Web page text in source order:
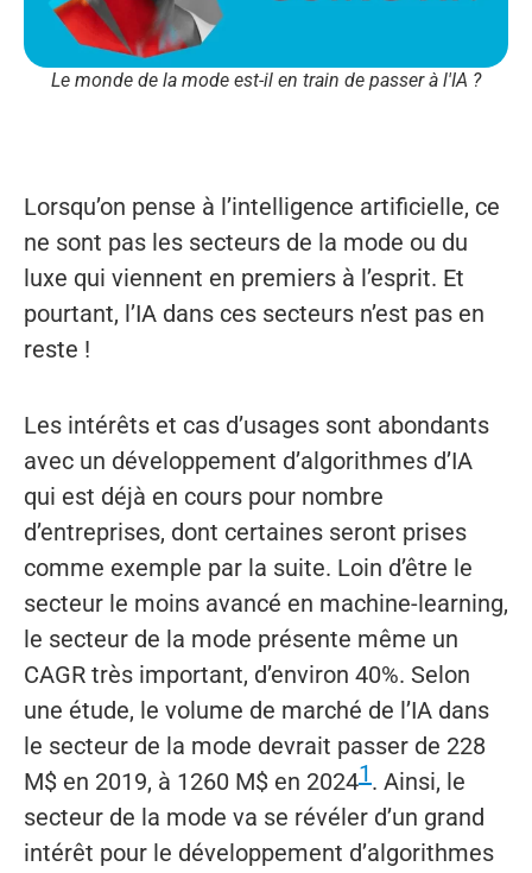
Le monde de la mode est-il en train de passer à l'IA ?
Lorsqu’on pense à l’intelligence artificielle, ce
ne sont pas les secteurs de la mode ou du
luxe qui viennent en premiers à l’esprit. Et
pourtant, l’IA dans ces secteurs n’est pas en
reste !
Les intérêts et cas d’usages sont abondants
avec un développement d’algorithmes d’IA
qui est déjà en cours pour nombre
d’entreprises, dont certaines seront prises
comme exemple par la suite. Loin d’être le
secteur le moins avancé en machine-learning,
le secteur de la mode présente même un
CAGR très important, d’environ 40%. Selon
une étude, le volume de marché de l’IA dans
le secteur de la mode devrait passer de 228
M$ en 2019, à 1260 M$ en 20241. Ainsi, le
secteur de la mode va se révéler d’un grand
intérêt pour le développement d’algorithmes